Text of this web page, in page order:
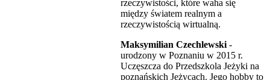
rzeczywistości, które waha się
między światem realnym a
rzeczywistością wirtualną.
Maksymilian Czechlewski -
urodzony w Poznaniu w 2015 r.
Uczęszcza do Przedszkola Jeżyki na
poznańskich Jeżycach. Jego hobby to